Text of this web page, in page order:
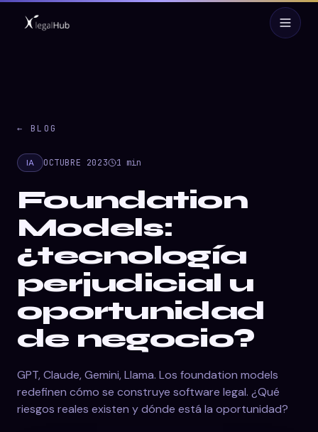
← BLOG
IA OCTUBRE 2023 1 min
Foundation
Models:
¿tecnología
perjudicial u
oportunidad
de negocio?
GPT, Claude, Gemini, Llama. Los foundation models
redefinen cómo se construye software legal. ¿Qué
riesgos reales existen y dónde está la oportunidad?